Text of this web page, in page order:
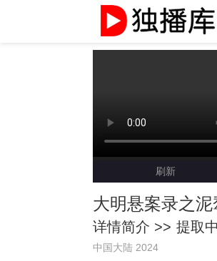
刷新
大明悬案录之泥
详情简介 >> 提取中
中国大陆 2024